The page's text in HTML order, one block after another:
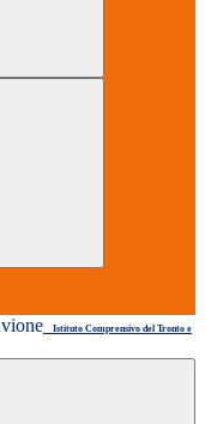
Istituto Comprensivo del Tronto e